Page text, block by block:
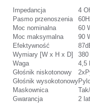
Impedancja
4
Pasmo przenoszenia
Moc nominalna
60
Moc maksymalna
90
Efektywność
Wymiary [W x H x D]
Waga
4,5
Głośnik niskotonowy
Głośnik wysokotonowy
Maskownica
Gwarancja
2